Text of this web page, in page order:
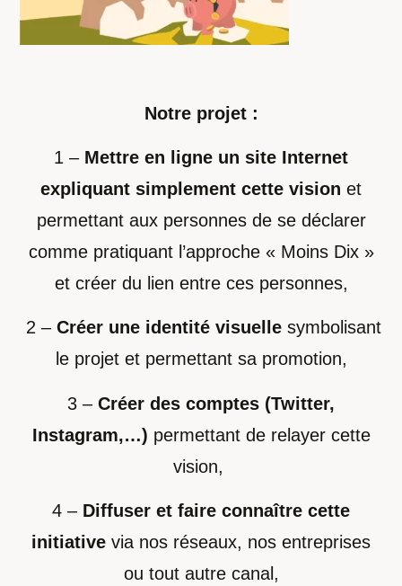
Notre projet :
1 – Mettre en ligne un site Internet
expliquant simplement cette vision et
permettant aux personnes de se déclarer
comme pratiquant l’approche « Moins Dix »
et créer du lien entre ces personnes,
2 – Créer une identité visuelle symbolisant
le projet et permettant sa promotion,
3 – Créer des comptes (Twitter,
Instagram,…) permettant de relayer cette
vision,
4 – Diffuser et faire connaître cette
initiative via nos réseaux, nos entreprises
ou tout autre canal,